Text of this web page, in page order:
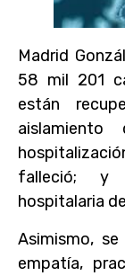
Madrid
58 mil 201
están
falleció; y
hospitalaria
Asimismo,
empatía,